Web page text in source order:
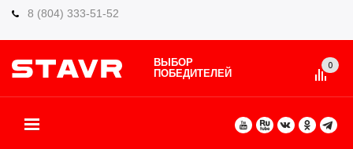
8 (804) 333-51-52
ВЫБОР
ПОБЕДИТЕЛЕЙ
0
О БРЕНДЕ ВИДЫ РАБОТ